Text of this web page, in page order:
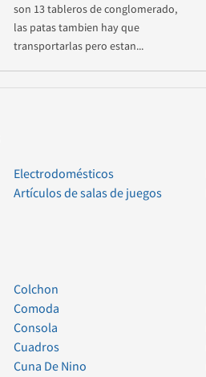
son 13 tableros de conglomerado,
las patas tambien hay que
transportarlas pero estan...
Electrodomésticos
Artículos de salas de juegos
Colchon
Comoda
Consola
Cuadros
Cuna De Nino